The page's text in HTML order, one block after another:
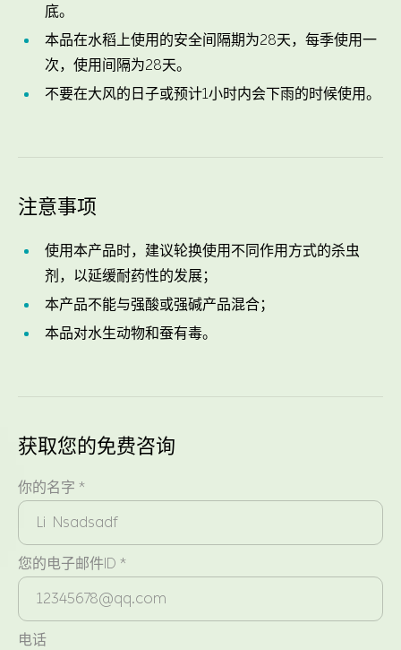
底。
本品在水稻上使用的安全间隔期为28天，每季使用一
次，使用间隔为28天。
不要在大风的日子或预计1小时内会下雨的时候使用。
注意事项
使用本产品时，建议轮换使用不同作用方式的杀虫
剂，以延缓耐药性的发展；
本产品不能与强酸或强碱产品混合；
本品对水生动物和蚕有毒。
获取您的免费咨询
你的名字 *
您的电子邮件ID *
电话